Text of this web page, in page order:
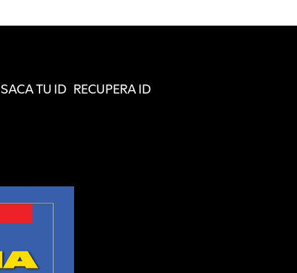
SACA TU ID RECUPERA ID